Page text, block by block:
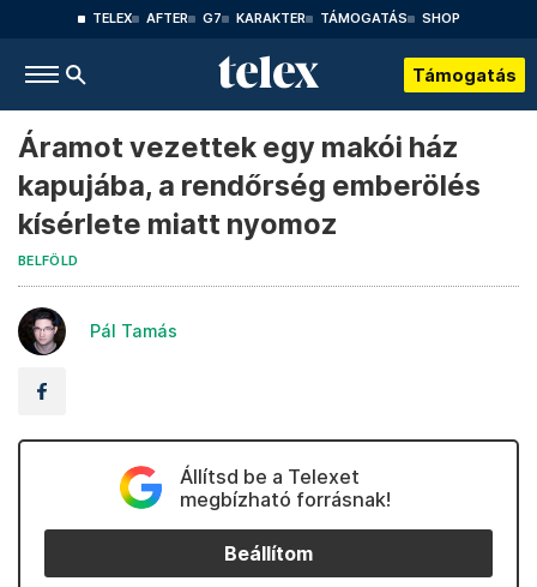
TELEX AFTER G7 KARAKTER TÁMOGATÁS SHOP
Támogatás
Áramot vezettek egy makói ház
kapujába, a rendőrség emberölés
kísérlete miatt nyomoz
BELFÖLD
Pál Tamás
Állítsd be a Telexet
megbízható forrásnak!
Beállítom